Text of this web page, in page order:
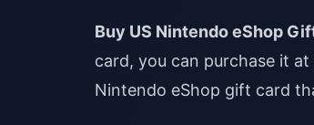
Buy US Nintendo eShop
card, you can purchase it
Nintendo eShop gift card